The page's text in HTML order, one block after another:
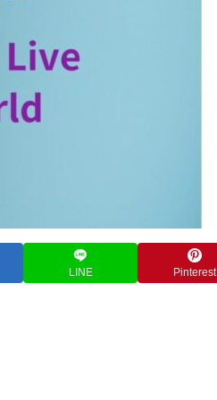
LINE Pinterest